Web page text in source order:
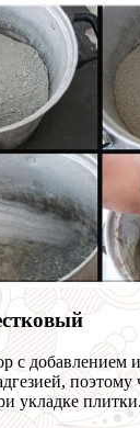
с добавлением
поэтому
укладке плитки.